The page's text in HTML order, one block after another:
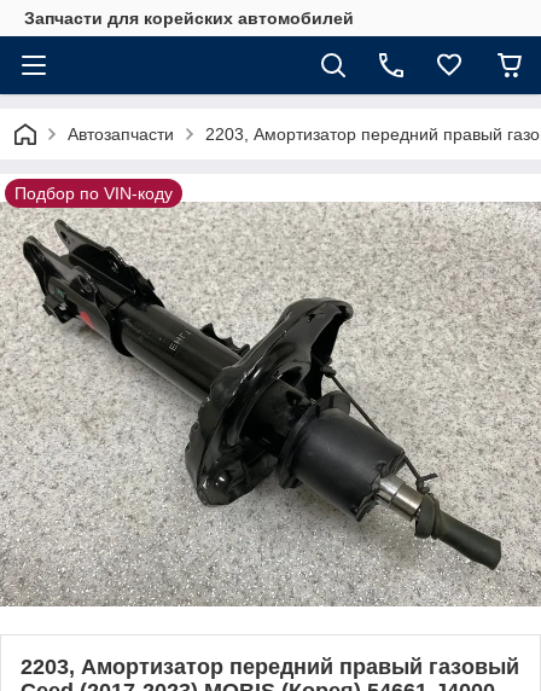
Запчасти для корейских автомобилей
Автозапчасти 2203, Амортизатор передний правый
Подбор по VIN-коду
2203, Амортизатор передний правый газовый